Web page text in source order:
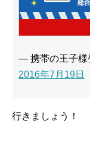
— 携帯の王子様
2016年7月19日
行きましょう！